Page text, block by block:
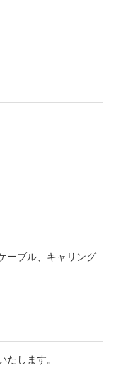
ーブル、キャリング
します。